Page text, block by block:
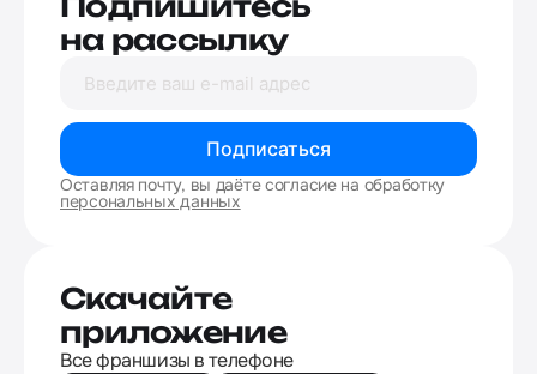
на рассылку
Подписаться
Оставляя почту, вы даёте согласие на обработку
персональных данных
Скачайте
приложение
Все франшизы в телефоне